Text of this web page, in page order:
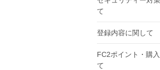
て
登録内容に関して
FC2ポイント・購
て